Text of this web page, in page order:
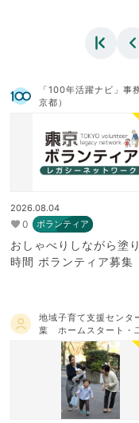
「100年活躍ナビ」事
京都）
2026.08.04
0 ボランティア
おしゃべりしながら塗
時間 ボランティア募集
地域子育て支援センタ
葉 ホームスタート・